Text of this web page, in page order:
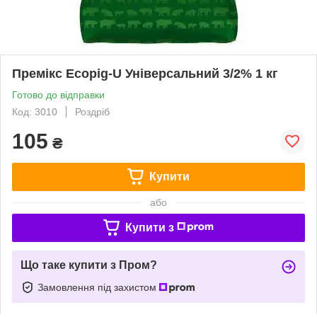
Премікс Ecopig-U Універсальний 3/2% 1 кг
Готово до відправки
Код: 3010
Роздріб
105 ₴
Купити
або
Купити з
Що таке купити з Пром?
Замовлення під захистом